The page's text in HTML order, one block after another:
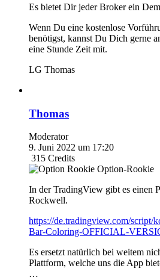
Es bietet Dir jeder Broker ein
Wenn Du eine kostenlose
benötigst, kannst Du Dich gerne
eine Stunde Zeit mit.
LG Thomas
Thomas
Moderator
9. Juni 2022 um 17:20
315 Credits
Option-Rookie
In der TradingView gibt es einen
Rockwell.
https://de.tradingview.com/script/
Bar-Coloring-OFFICIAL-
Es ersetzt natürlich bei weitem
Plattform, welche uns die App
…